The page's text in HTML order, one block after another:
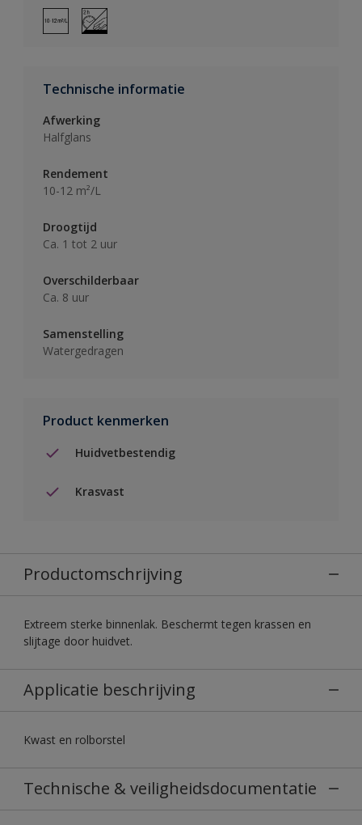
Technische informatie
Afwerking
Halfglans
Rendement
10-12 m²/L
Droogtijd
Ca. 1 tot 2 uur
Overschilderbaar
Ca. 8 uur
Samenstelling
Watergedragen
Product kenmerken
Huidvetbestendig
Krasvast
Productomschrijving
Extreem sterke binnenlak. Beschermt tegen krassen en
slijtage door huidvet.
Applicatie beschrijving
Kwast en rolborstel
Technische & veiligheidsdocumentatie